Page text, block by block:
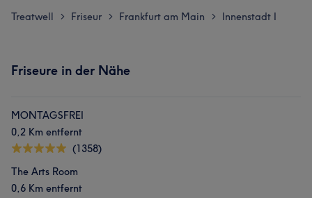
Treatwell > Friseur > Frankfurt am Main > Innenstadt I
Friseure in der Nähe
MONTAGSFREI
0,2 Km entfernt
(1358)
The Arts Room
0,6 Km entfernt